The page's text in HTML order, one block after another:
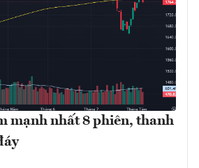
mạnh nhất 8 phiên, thanh